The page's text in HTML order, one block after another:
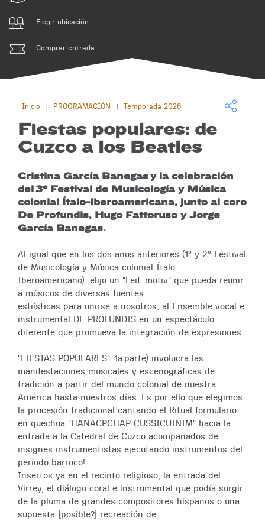
Elegir ubicación
Comprar entrada
Inicio PROGRAMACIÓN Temporada 2026
Fiestas populares: de
Cuzco a los Beatles
Cristina García Banegas y la celebración
del 3º Festival de Musicología y Música
colonial Ítalo-Iberoamericana, junto al coro
De Profundis, Hugo Fattoruso y Jorge
García Banegas.
Al igual que en los dos años anteriores (1° y 2° Festival
de Musicología y Música colonial Ítalo-
Iberoamericano), elijo un "Leit-motiv" que pueda reunir
a músicos de diversas fuentes
estiísticas para unirse a nosotros, al Ensemble vocal e
instrumental DE PROFUNDIS en un espectáculo
diferente que promueva la integración de expresiones.
"FIESTAS POPULARES": 1a.parte) involucra las
manifestaciones musicales y escenográficas de
tradición a partir del mundo colonial de nuestra
América hasta nuestros días. Es por ello que elegimos
la procesión tradicional cantando el Ritual formulario
en quechua "HANACPCHAP CUSSICUINIM" hacia la
entrada a la Catedral de Cuzco acompañados de
insignes instrumentistas ejecutando instrumentos del
período barroco!
Insertos ya en el recinto religioso, la entrada del
Virrey, el diálogo coral e instrumental que podía surgir
de la pluma de grandes compositores hispanos o una
supuesta {posible?} recreación de